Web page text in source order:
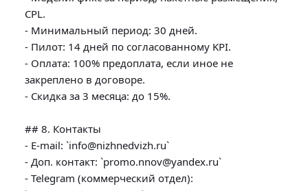
CPL.
- Минимальный период: 30 дней.
- Пилот: 14 дней по согласованному KPI.
- Оплата: 100% предоплата, если иное не
закреплено в договоре.
- Скидка за 3 месяца: до 15%.
## 8. Контакты
- E-mail: `info@nizhnedvizh.ru`
- Доп. контакт: `promo.nnov@yandex.ru`
- Telegram (коммерческий отдел):